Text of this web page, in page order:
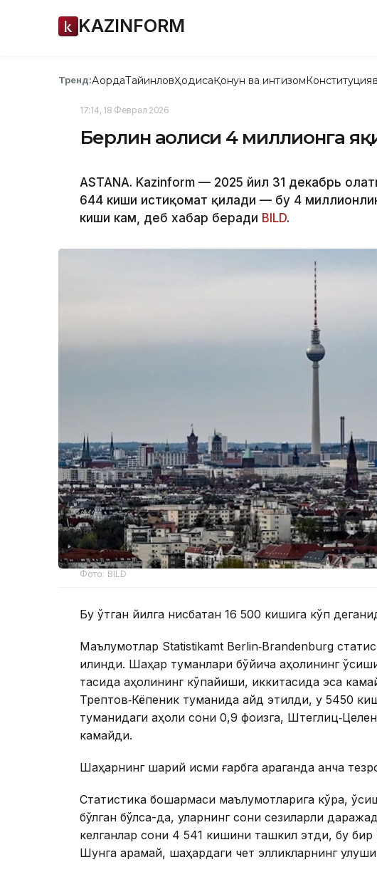
KAZINFORM
Тренд:АқордаТайинловҲодисаҚонун ва интизом
17:14, 18 Феврал 2026
Берлин аҳолиси 4 миллионга
ASTANA. Kazinform — 2025 йил 31 декабрь
644 киши истиқомат қилади — бу 4
киши кам, деб хабар беради BILD.
Фото: BILD
Бу ўтган йилга нисбатан 16 500 кишига кўп
Маълумотлар Statistikamt Berlin‑Brandenburg
қилинди. Шаҳар туманлари бўйича аҳолининг
тасида аҳолининг кўпайиши, иккитасида эса
Трептов‑Кёпеник туманида қайд этилди, у 5450
туманидаги аҳоли сони 0,9 фоизга,
камайди.
Шаҳарнинг шарқий қисми ғарбга қараганда анча
Статистика бошқармаси маълумотларига кўра,
бўлган бўлса-да, уларнинг сони сезиларли
келганлар сони 4 541 кишини ташкил этди, бу
Шунга қарамай, шаҳардаги чет элликларнинг улуши